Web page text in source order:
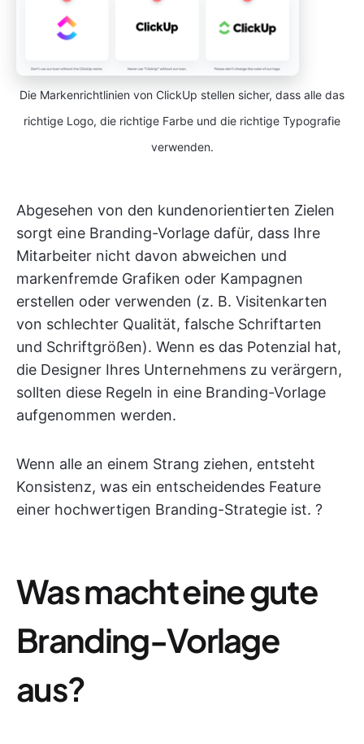
Die Markenrichtlinien von ClickUp stellen sicher, dass alle das
richtige Logo, die richtige Farbe und die richtige Typografie
verwenden.
Abgesehen von den kundenorientierten Zielen
sorgt eine Branding-Vorlage dafür, dass Ihre
Mitarbeiter nicht davon abweichen und
markenfremde Grafiken oder Kampagnen
erstellen oder verwenden (z. B. Visitenkarten
von schlechter Qualität, falsche Schriftarten
und Schriftgrößen). Wenn es das Potenzial hat,
die Designer Ihres Unternehmens zu verärgern,
sollten diese Regeln in eine Branding-Vorlage
aufgenommen werden.
Wenn alle an einem Strang ziehen, entsteht
Konsistenz, was ein entscheidendes Feature
einer hochwertigen Branding-Strategie ist. ?
Was macht eine gute
Branding-Vorlage
aus?